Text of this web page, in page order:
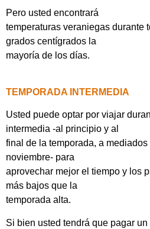
Pero usted encontrará
temperaturas veraniegas durante
grados centígrados la
mayoría de los días.
TEMPORADA INTERMEDIA
Usted puede optar por viajar
intermedia -al principio y al
final de la temporada, a
noviembre- para
aprovechar mejor el tiempo y los
más bajos que la
temporada alta.
Si bien usted tendrá que pagar